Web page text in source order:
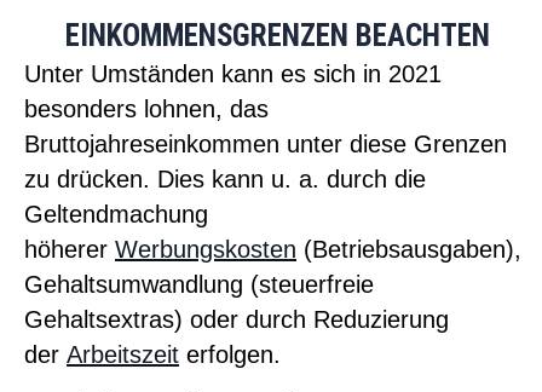
EINKOMMENSGRENZEN BEACHTEN
Unter Umständen kann es sich in 2021
besonders lohnen, das
Bruttojahreseinkommen unter diese Grenzen
zu drücken. Dies kann u. a. durch die
Geltendmachung
höherer Werbungskosten (Betriebsausgaben),
Gehaltsumwandlung (steuerfreie
Gehaltsextras) oder durch Reduzierung
der Arbeitszeit erfolgen.